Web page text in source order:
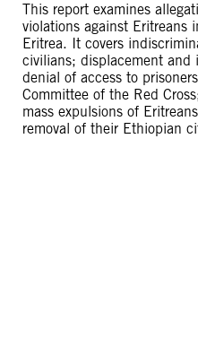
This report examines
violations against Eritreans
Eritrea. It covers
civilians; displacement
denial of access to
Committee of the Red
mass expulsions of
removal of their Ethiopian